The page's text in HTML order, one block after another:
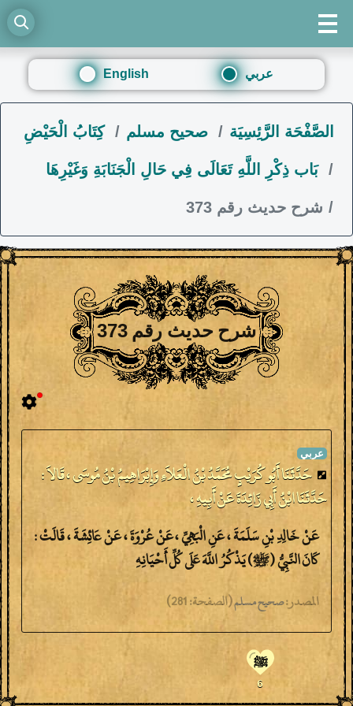
English عربي
الصَّفْحَة الرَّئِسِيَة صحيح مسلم كِتَابُ الْحَيْضِ
بَاب ذِكْرِ اللَّهِ تَعَالَى فِي حَالِ الْجَنَابَةِ وَغَيْرِهَا
شرح حديث رقم 373
شرح حديث رقم 373
حَدَّثَنَا أَبُو كُرَيْبٍ مُحَمَّدُ بْنُ الْعَلاَءِ وَإِبْرَاهِيمُ بْنُ مُوسَى ، قَالاَ :
حَدَّثَنَا ابْنُ أَبِي زَائِدَةَ عَنْ أَبِيهِ ،
عَنْ خَالِدِ بْنِ سَلَمَةَ ، عَنِ الْبَهِيِّ ، عَنْ عُرْوَةَ ، عَنْ عَائِشَةَ ، قَالَتْ :
كَانَ النَّبِيُّ (ﷺ) يَذْكُرُ اللَّهَ عَلَى كُلِّ أَحْيَانِهِ
المصدر:صحيح مسلم(الصفحة:281)
ﷺ
6